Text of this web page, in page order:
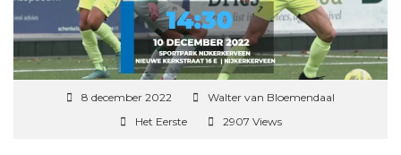
8 december 2022
Walter van Bloemendaal
Het Eerste
2907 Views